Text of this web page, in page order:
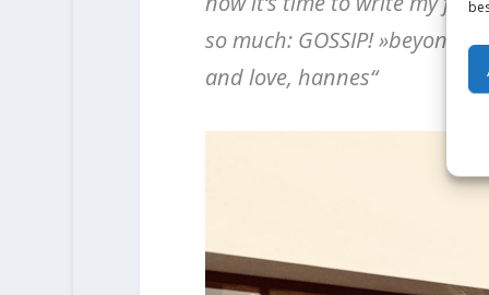
so much: GOSSIP! »beyond
and love, hannes“